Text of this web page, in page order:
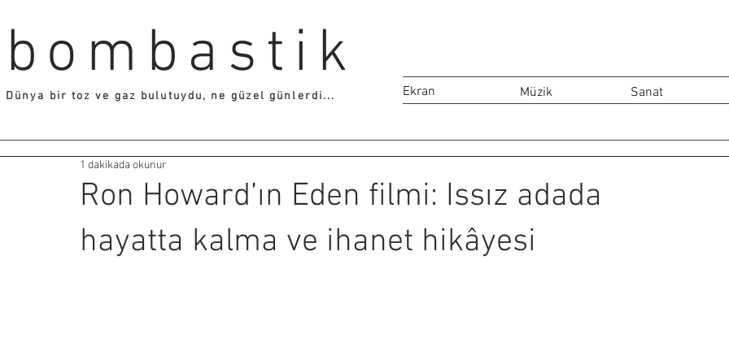
bombastik
Dünya bir toz ve gaz bulutuydu, ne güzel günlerdi... Ekran Müzik Sanat
Ron Howard’ın Eden filmi: Issız adada
hayatta kalma ve ihanet hikâyesi
1 dakikada okunur